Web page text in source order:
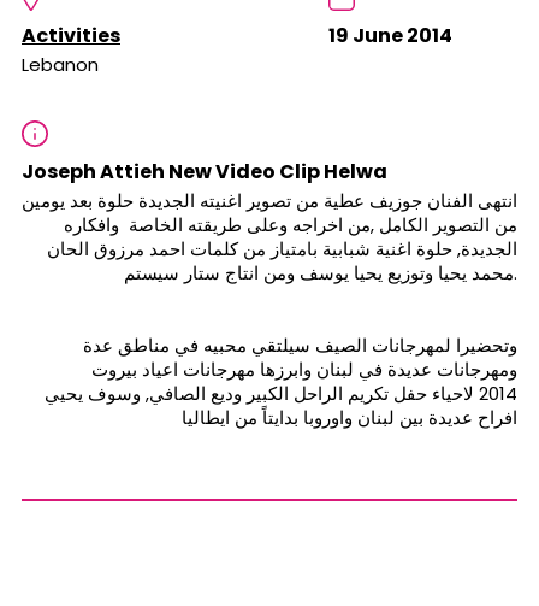
Activities
Lebanon
19 June 2014
Joseph Attieh New Video Clip Helwa
انتهى الفنان جوزيف عطية من تصوير اغنيته الجديدة حلوة بعد يومين
من التصوير الكامل ,من اخراجه وعلى طريقته الخاصة وافكاره
الجديدة, حلوة اغنية شبابية بامتياز من كلمات احمد مرزوق الحان
محمد يحيا وتوزيع يحيا يوسف ومن انتاج ستار سيستم.
وتحضيرا لمهرجانات الصيف سيلتقي محبيه في مناطق عدة
ومهرجانات عديدة في لبنان وابرزها مهرجانات اعياد بيروت
2014 لاحياء حفل تكريم الراحل الكبير وديع الصافي, وسوف يحيي
افراح عديدة بين لبنان واوروبا بدايتاً من ايطاليا